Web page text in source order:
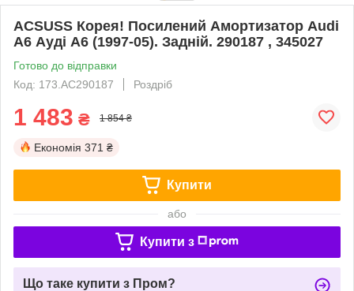
ACSUSS Корея! Посилений Амортизатор Audi
A6 Ауді А6 (1997-05). Задній. 290187 , 345027
Готово до відправки
Код: 173.AC290187
Роздріб
1 483 ₴ 1 854 ₴
Економія 371 ₴
Купити
або
Купити з
Що таке купити з Пром?